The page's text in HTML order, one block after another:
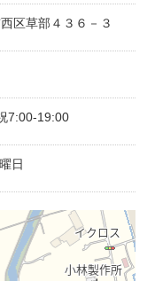
区草部４３６－３
7:00-19:00
日